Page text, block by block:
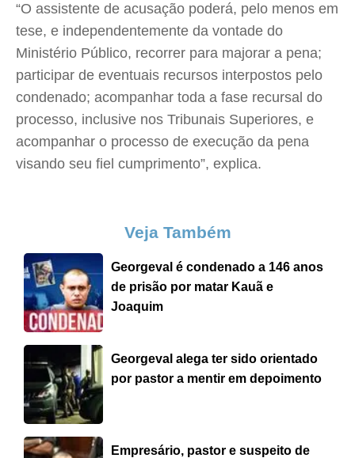
“O assistente de acusação poderá, pelo menos em
tese, e independentemente da vontade do
Ministério Público, recorrer para majorar a pena;
participar de eventuais recursos interpostos pelo
condenado; acompanhar toda a fase recursal do
processo, inclusive nos Tribunais Superiores, e
acompanhar o processo de execução da pena
visando seu fiel cumprimento”, explica.
Veja Também
Georgeval é condenado a 146 anos
de prisão por matar Kauã e
Joaquim
Georgeval alega ter sido orientado
por pastor a mentir em depoimento
Empresário, pastor e suspeito de